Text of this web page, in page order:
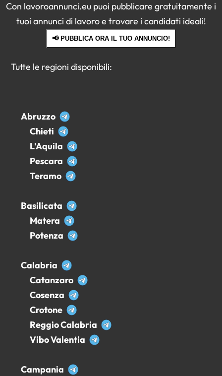
Con lavoroannunci.eu puoi pubblicare gratuitamente i
tuoi annunci di lavoro e trovare i candidati ideali!
📢 PUBBLICA ORA IL TUO ANNUNCIO!
Tutte le regioni disponibili:
Abruzzo
Chieti
L'Aquila
Pescara
Teramo
Basilicata
Matera
Potenza
Calabria
Catanzaro
Cosenza
Crotone
Reggio Calabria
Vibo Valentia
Campania